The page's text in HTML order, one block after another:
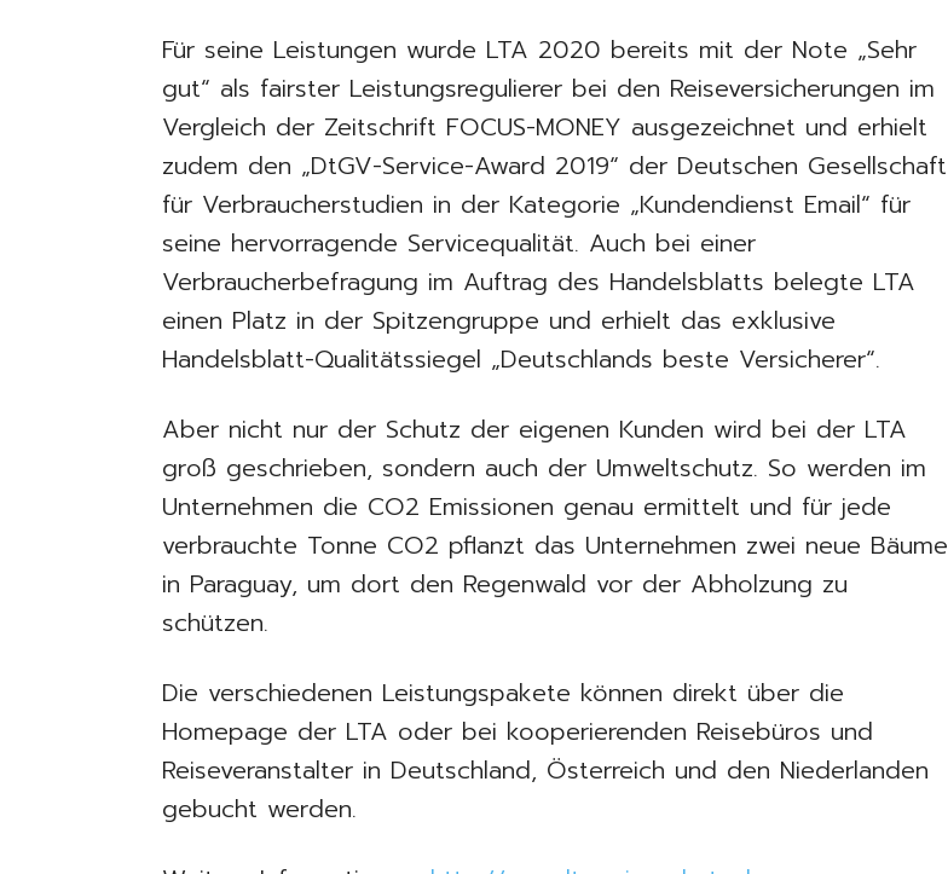
Für seine Leistungen wurde LTA 2020 bereits mit der Note „Sehr
gut“ als fairster Leistungsregulierer bei den Reiseversicherungen im
Vergleich der Zeitschrift FOCUS-MONEY ausgezeichnet und erhielt
zudem den „DtGV-Service-Award 2019“ der Deutschen Gesellschaft
für Verbraucherstudien in der Kategorie „Kundendienst Email“ für
seine hervorragende Servicequalität. Auch bei einer
Verbraucherbefragung im Auftrag des Handelsblatts belegte LTA
einen Platz in der Spitzengruppe und erhielt das exklusive
Handelsblatt-Qualitätssiegel „Deutschlands beste Versicherer“.
Aber nicht nur der Schutz der eigenen Kunden wird bei der LTA
groß geschrieben, sondern auch der Umweltschutz. So werden im
Unternehmen die CO2 Emissionen genau ermittelt und für jede
verbrauchte Tonne CO2 pflanzt das Unternehmen zwei neue Bäume
in Paraguay, um dort den Regenwald vor der Abholzung zu
schützen.
Die verschiedenen Leistungspakete können direkt über die
Homepage der LTA oder bei kooperierenden Reisebüros und
Reiseveranstalter in Deutschland, Österreich und den Niederlanden
gebucht werden.